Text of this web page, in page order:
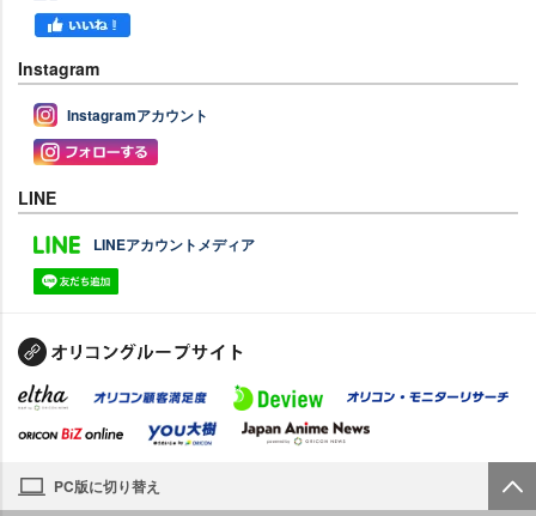
Instagram
Instagramアカウント
LINE
LINEアカウントメディア
PC版に切り替え